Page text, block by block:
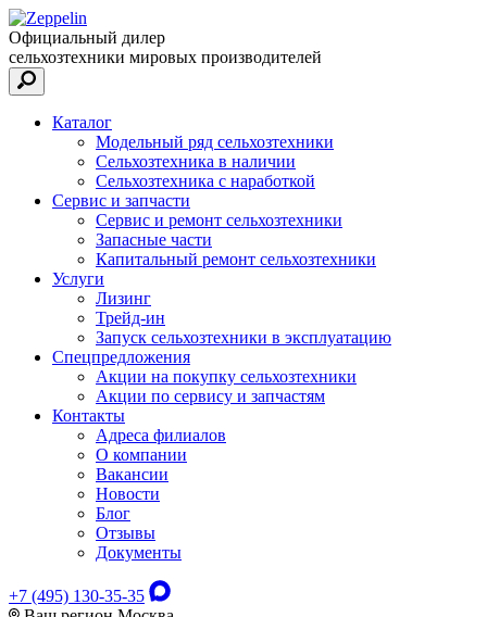
Официальный дилер
сельхозтехники мировых производителей
Каталог
Модельный ряд сельхозтехники
Сельхозтехника в наличии
Сельхозтехника с наработкой
Сервис и запчасти
Сервис и ремонт сельхозтехники
Запасные части
Капитальный ремонт сельхозтехники
Услуги
Лизинг
Трейд-ин
Запуск сельхозтехники в эксплуатацию
Спецпредложения
Акции на покупку сельхозтехники
Акции по сервису и запчастям
Контакты
Адреса филиалов
О компании
Вакансии
Новости
Блог
Отзывы
Документы
+7 (495) 130-35-35